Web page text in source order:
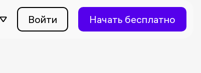
Войти Начать бесплатно